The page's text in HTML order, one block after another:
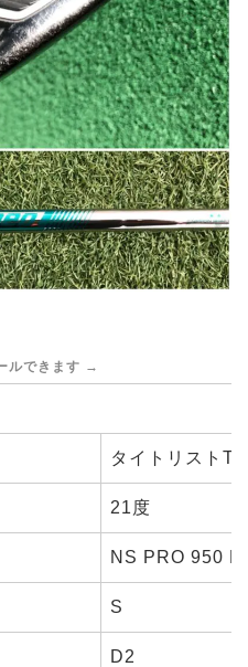
タイトリスト
21度
NS PRO 950
S
D2